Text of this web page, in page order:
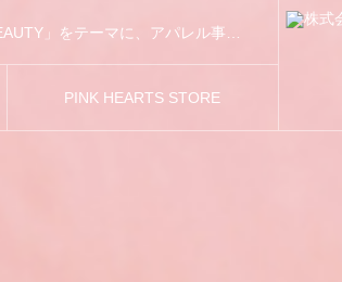
PINK HEARTS STORE